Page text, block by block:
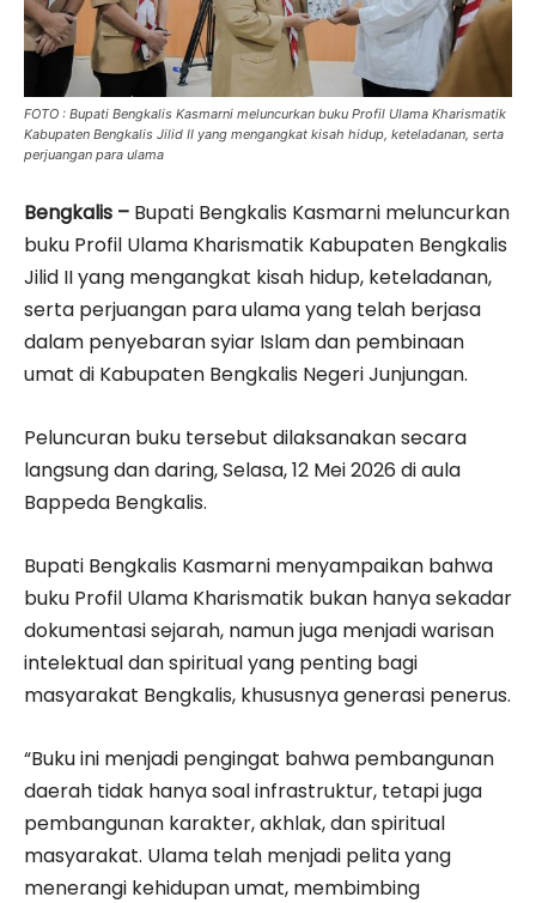
FOTO : Bupati Bengkalis Kasmarni meluncurkan buku Profil Ulama Kharismatik
Kabupaten Bengkalis Jilid II yang mengangkat kisah hidup, keteladanan, serta
perjuangan para ulama
Bengkalis – Bupati Bengkalis Kasmarni meluncurkan
buku Profil Ulama Kharismatik Kabupaten Bengkalis
Jilid II yang mengangkat kisah hidup, keteladanan,
serta perjuangan para ulama yang telah berjasa
dalam penyebaran syiar Islam dan pembinaan
umat di Kabupaten Bengkalis Negeri Junjungan.
Peluncuran buku tersebut dilaksanakan secara
langsung dan daring, Selasa, 12 Mei 2026 di aula
Bappeda Bengkalis.
Bupati Bengkalis Kasmarni menyampaikan bahwa
buku Profil Ulama Kharismatik bukan hanya sekadar
dokumentasi sejarah, namun juga menjadi warisan
intelektual dan spiritual yang penting bagi
masyarakat Bengkalis, khususnya generasi penerus.
“Buku ini menjadi pengingat bahwa pembangunan
daerah tidak hanya soal infrastruktur, tetapi juga
pembangunan karakter, akhlak, dan spiritual
masyarakat. Ulama telah menjadi pelita yang
menerangi kehidupan umat, membimbing